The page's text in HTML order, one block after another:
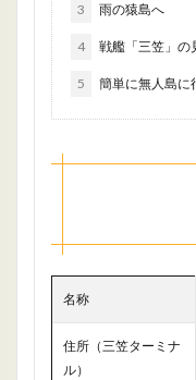
3 雨の猿島へ
4 戦艦「三笠」の
5 簡単に無人島に
名称
住所（三笠ターミナ
ル）